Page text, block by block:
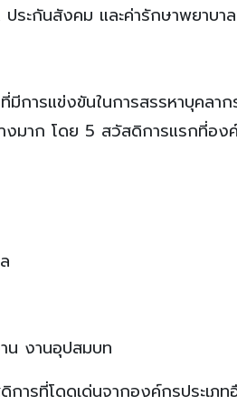
ระกันสังคม และค่ารักษาพยาบา
มีการแข่งขันในการสรรหาบุคล
มาก โดย 5 สวัสดิการแรกที่อง
น งานอุปสมบท
ารที่โดดเด่นจากองค์กรประเ